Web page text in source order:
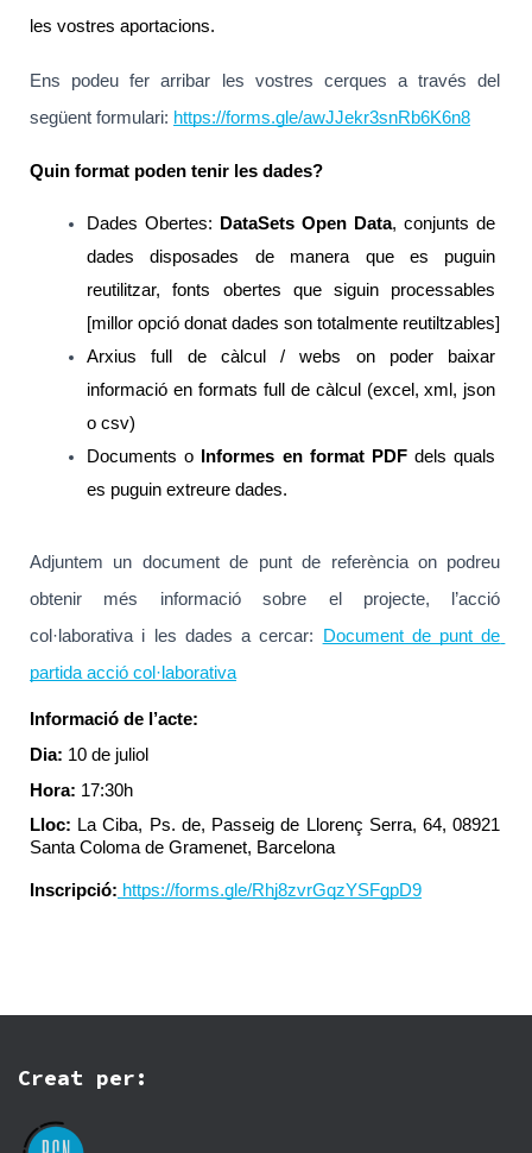
les vostres aportacions.
Ens podeu fer arribar les vostres cerques a través del
següent formulari: https://forms.gle/awJJekr3snRb6K6n8
Quin format poden tenir les dades?
Dades Obertes: DataSets Open Data, conjunts de
dades disposades de manera que es puguin
reutilitzar, fonts obertes que siguin processables
[millor opció donat dades son totalmente reutiltzables]
Arxius full de càlcul / webs on poder baixar
informació en formats full de càlcul (excel, xml, json
o csv)
Documents o
Informes en format PDF dels quals
es puguin extreure dades.
Adjuntem un document de punt de referència on podreu
obtenir més informació sobre el projecte, l’acció
col·laborativa i les dades a cercar: Document de punt de
partida acció col·laborativa
Informació de l’acte:
Dia: 10 de juliol
Hora: 17:30h
Lloc: La Ciba, Ps. de, Passeig de Llorenç Serra, 64, 08921
Santa Coloma de Gramenet, Barcelona
Inscripció: https://forms.gle/Rhj8zvrGqzYSFgpD9
Creat per: